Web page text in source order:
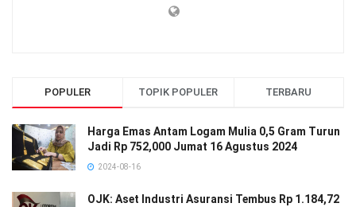
POPULER TOPIK POPULER TERBARU
Harga Emas Antam Logam Mulia 0,5 Gram Turun
Jadi Rp 752,000 Jumat 16 Agustus 2024
2024-08-16
OJK: Aset Industri Asuransi Tembus Rp 1.184,72